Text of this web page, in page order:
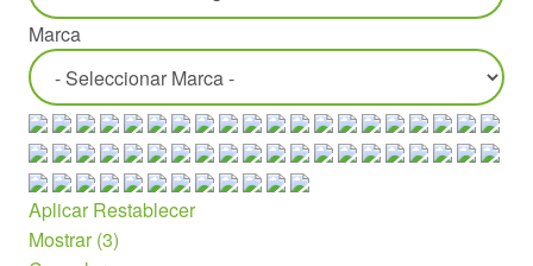
Marca
Aplicar Restablecer
Mostrar(3)